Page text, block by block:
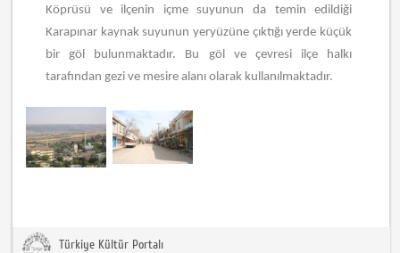
Köprüsü ve ilçenin içme suyunun da temin edildiği
Karapınar kaynak suyunun yeryüzüne çıktığı yerde küçük
bir göl bulunmaktadır. Bu göl ve çevresi ilçe halkı
tarafından gezi ve mesire alanı olarak kullanılmaktadır.
Türkiye Kültür Portalı